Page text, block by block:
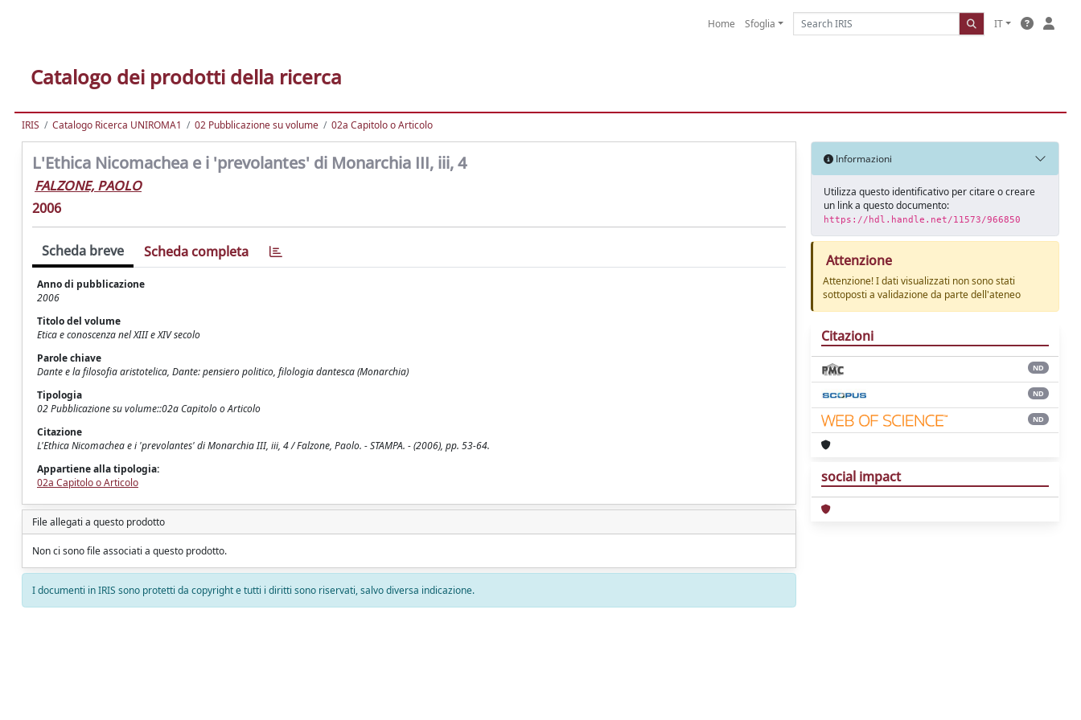
Home Sfoglia IT
Catalogo dei prodotti della ricerca
IRIS Catalogo Ricerca UNIROMA1 02 Pubblicazione su volume 02a Capitolo o Articolo
L'Ethica Nicomachea e i 'prevolantes' di Monarchia III, iii, 4
FALZONE, PAOLO
2006
Scheda breve Scheda completa
Anno di pubblicazione
2006
Titolo del volume
Etica e conoscenza nel XIII e XIV secolo
Parole chiave
Dante e la filosofia aristotelica, Dante: pensiero politico, filologia dantesca (Monarchia)
Tipologia
02 Pubblicazione su volume::02a Capitolo o Articolo
Citazione
L'Ethica Nicomachea e i 'prevolantes' di Monarchia III, iii, 4 / Falzone, Paolo. - STAMPA. - (2006), pp. 53-64.
Appartiene alla tipologia:
02a Capitolo o Articolo
File allegati a questo prodotto
Non ci sono file associati a questo prodotto.
I documenti in IRIS sono protetti da copyright e tutti i diritti sono riservati, salvo diversa indicazione.
Informazioni
Utilizza questo identificativo per citare o creare
un link a questo documento:
https://hdl.handle.net/11573/966850
Attenzione
Attenzione! I dati visualizzati non sono stati
sottoposti a validazione da parte dell'ateneo
Citazioni
ND
ND
ND
social impact